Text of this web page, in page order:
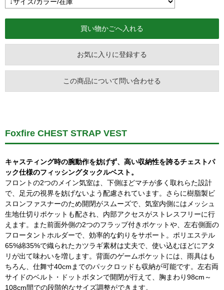
お気に入りに登録する
この商品について問い合わせる
Foxfire CHEST STRAP VEST
キャスティング時の腕動作を妨げず、高い収納性を誇るチェストパ
ック仕様のフィッシングタックルベスト。
フロントの2つのメイン気室は、下側ほどマチが多く取れらた設計
で、足元の視界を妨げないよう配慮されています。さらに樹脂製ビ
スロンファスナーのため開閉がスムーズで、気室内側にはメッシュ
生地仕切りポケットも配され、内部アクセスがストレスフリーに行
えます。また前面外側の2つのフラップ付きポケットや、左右側面の
フロータントホルダーで、効率的な釣りをサポート。ポリエステル
65%綿35%で織られたカツラギ素材は丈夫で、使い込むほどにアタ
リが出て味わいを増します。背面のゲームポケットには、雨具はも
ちろん、仕舞寸40cmまでのパックロッドも収納が可能です。左右両
サイドのベルト・ドットボタンで開閉が行えて、胸まわり98cm～
108cm間での段階的なサイズ調整ができます。